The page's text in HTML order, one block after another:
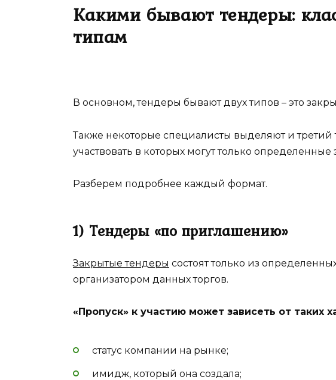
Какими бывают тендеры:
типам
В основном, тендеры бывают двух типов – это
Также некоторые специалисты выделяют и третий
участвовать в которых могут только определенные
Разберем подробнее каждый формат.
1) Тендеры «по приглашению»
Закрытые тендеры состоят только из
организатором данных торгов.
«Пропуск» к участию может зависеть от таких
статус компании на рынке;
имидж, который она создала;